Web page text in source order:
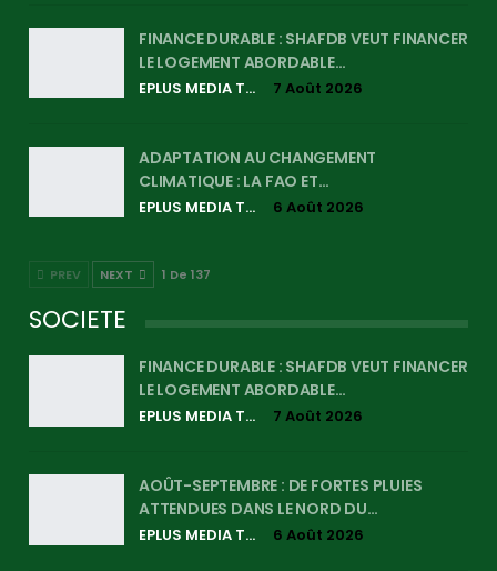
FINANCE DURABLE : SHAFDB VEUT FINANCER
LE LOGEMENT ABORDABLE…
EPLUS MEDIA TV 7 Août 2026
ADAPTATION AU CHANGEMENT
CLIMATIQUE : LA FAO ET…
EPLUS MEDIA TV 6 Août 2026
PREV NEXT 1 De 137
SOCIETE
FINANCE DURABLE : SHAFDB VEUT FINANCER
LE LOGEMENT ABORDABLE…
EPLUS MEDIA TV 7 Août 2026
AOÛT-SEPTEMBRE : DE FORTES PLUIES
ATTENDUES DANS LE NORD DU…
EPLUS MEDIA TV 6 Août 2026